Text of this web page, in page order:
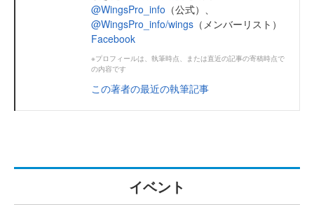
@WingsPro_info （公式）、
@WingsPro_info/wings （メンバーリスト）
Facebook
※プロフィールは、執筆時点、または直近の記事の寄稿時点で
の内容です
この著者の最近の執筆記事
イベント